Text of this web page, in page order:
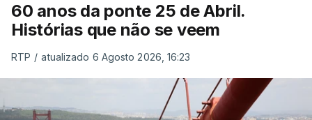
60 anos da ponte 25 de Abril.
Histórias que não se veem
RTP / atualizado 6 Agosto 2026, 16:23